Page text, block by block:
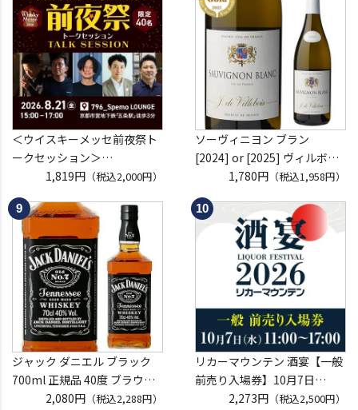
シャンパーニュ シャンパン
お一人様12本まで
プレゼント 記念日
＜ウイスキーメッセ前夜祭ト
ークセッション＞
8月21日(金)15:00～17:00京都
開催
クレジットカード決済のみ
1,819円（税込2,000円）
ソーヴィニヨン ブラン
[2024] or [2025] ヴィルボワ
750ml フランス ロワール 辛
口 白ワイン 浜運A
1,780円 （税込1,958円）
ジャック ダニエル ブラック
700ml 正規品 40度 ブラウン
フォーマン2,080円（税込2,288円）
リカーマウンテン 酒宴【一般
前売り入場券】10月7日
(水)11:00～17:00 2026
2,273円 （税込2,500円）